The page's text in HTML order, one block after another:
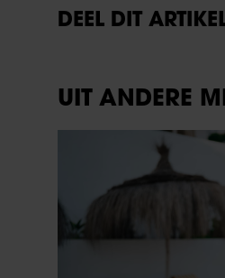
DEEL DIT
UIT ANDERE